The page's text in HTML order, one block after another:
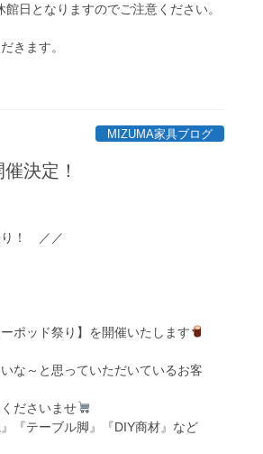
日となりますのでご注意ください。
きます。
MIZUMA家具ブログ
決定！
り！ ／／
ポッド祭り】を開催いたします
な～と思っていただいているお客
ださいませ
『テーブル脚』『DIY商材』など